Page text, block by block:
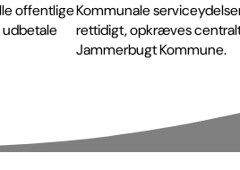
offentlige
udbetale
Kommunale
rettidigt, opkræves
Jammerbugt Kommune.